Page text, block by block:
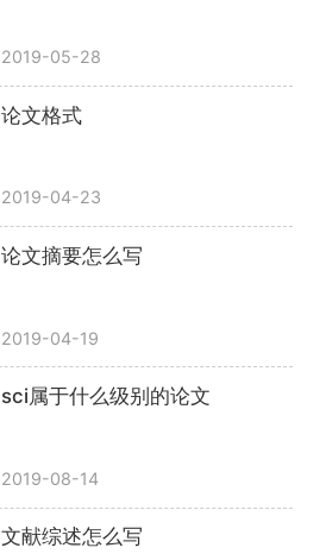
2019-05-28
论文格式
2019-04-23
论文摘要怎么写
2019-04-19
sci属于什么级别的论文
2019-08-14
文献综述怎么写